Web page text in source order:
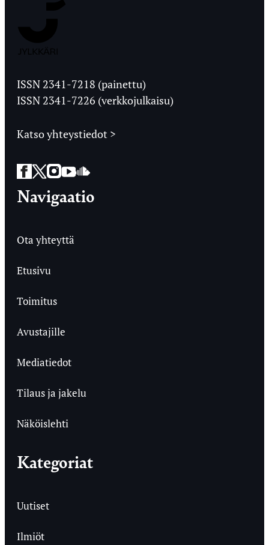
Ylioppilaslehti
ISSN 2341-7218 (painettu)
ISSN 2341-7226 (verkkojulkaisu)
Katso yhteystiedot >
Facebook
Twitter
Instagram
YouTube
SoundCloud
Navigaatio
Ota yhteyttä
Etusivu
Toimitus
Avustajille
Mediatiedot
Tilaus ja jakelu
Näköislehti
Kategoriat
Uutiset
Ilmiöt